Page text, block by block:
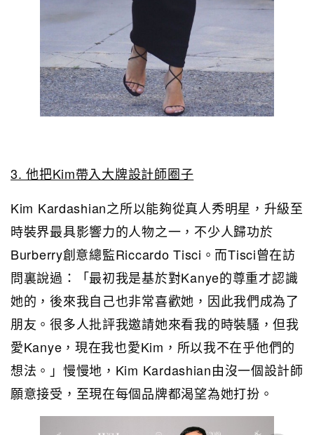
3. 他把Kim帶入大牌設計師圈子
Kim Kardashian之所以能夠從真人秀明星，升級至
時裝界最具影響力的人物之一，不少人歸功於
Burberry創意總監Riccardo Tisci。而Tisci曾在訪
問裏說過：「最初我是基於對Kanye的尊重才認識
她的，後來我自己也非常喜歡她，因此我們成為了
朋友。很多人批評我邀請她來看我的時裝騷，但我
愛Kanye，現在我也愛Kim，所以我不在乎他們的
想法。」慢慢地，Kim Kardashian由沒一個設計師
願意接受，至現在每個品牌都渴望為她打扮。